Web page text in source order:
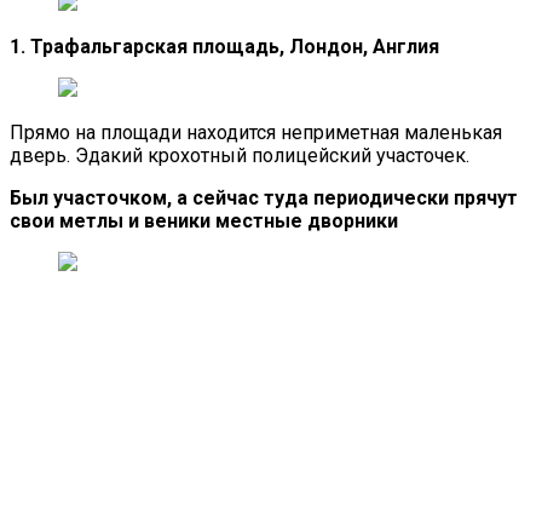
1. Трафальгарская площадь, Лондон, Англия
Прямо на площади находится неприметная маленькая
дверь. Эдакий крохотный полицейский участочек.
Был участочком, а сейчас туда периодически прячут
свои метлы и веники местные дворники